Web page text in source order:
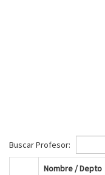
Buscar Profesor:
Nombre / Depto